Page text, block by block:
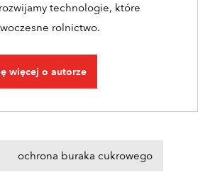
technologie, które
rolnictwo.
więcej o autorze
ochrona buraka cukrowego